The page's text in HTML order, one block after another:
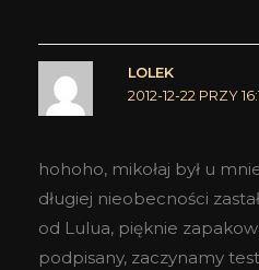
LOLEK
2012-12-22 PRZY
hohoho, mikołaj był u
długiej nieobecności
od Lulua, pięknie
podpisany, zaczynamy